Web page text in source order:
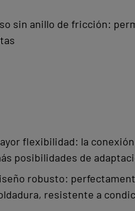
sin anillo de fricción:
flexibilidad: la
posibilidades de
robusto:
resistente a